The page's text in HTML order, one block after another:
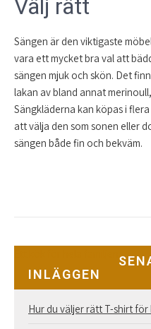
Välj rätt
Sängen är den viktigaste
vara ett mycket bra val att
sängen mjuk och skön. Det
lakan av bland annat
Sängkläderna kan köpas i
att välja den som sonen eller
sängen både fin och bekväm.
INLÄGGEN
Hur du väljer rätt T-shirt